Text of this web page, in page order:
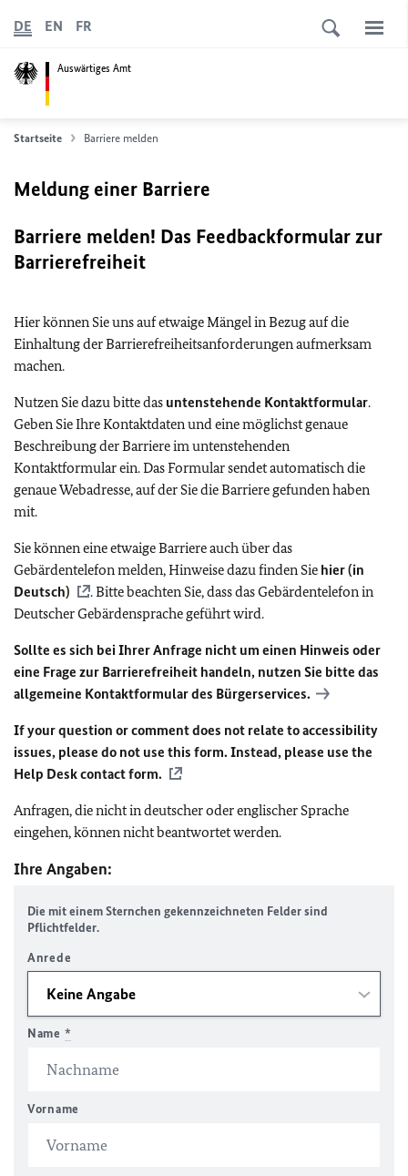
Auswärtiges Amt
DE EN FR
Startseite Barriere melden
Meldung einer Barriere
Barriere melden! Das Feedbackformular zur
Barrierefreiheit
Hier können Sie uns auf etwaige Mängel in Bezug auf die
Einhaltung der Barrierefreiheitsanforderungen aufmerksam
machen.
Nutzen Sie dazu bitte das untenstehende Kontaktformular.
Geben Sie Ihre Kontaktdaten und eine möglichst genaue
Beschreibung der Barriere im untenstehenden
Kontaktformular ein. Das Formular sendet automatisch die
genaue Webadresse, auf der Sie die Barriere gefunden haben
mit.
Sie können eine etwaige Barriere auch über das
Gebärdentelefon melden, Hinweise dazu finden Sie hier (in
Deutsch)
. Bitte beachten Sie, dass das Gebärdentelefon in
Deutscher Gebärdensprache geführt wird.
Sollte es sich bei Ihrer Anfrage nicht um einen Hinweis oder
eine Frage zur Barrierefreiheit handeln, nutzen Sie bitte das
allgemeine Kontaktformular des Bürgerservices.
If your question or comment does not relate to accessibility
issues, please do not use this form. Instead, please use the
Help Desk contact form.
Anfragen, die nicht in deutscher oder englischer Sprache
eingehen, können nicht beantwortet werden.
Ihre Angaben:
Die mit einem Sternchen gekennzeichneten Felder sind
Pflichtfelder.
Anrede
Name *
Vorname